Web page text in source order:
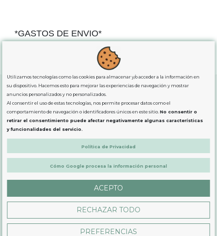
*GASTOS DE ENVIO*
para compras superiores a 80€
SOBRE NOSOTROS
PRODUCTOS
Utilizamos tecnologías como las cookies para almacenar y/o acceder a la información en
su dispositivo. Hacemos esto para mejorar las experiencias de navegación y mostrar
anuncios personalizados y no personalizados.
Al consentir el uso de estas tecnologías, nos permite procesar datos como el
comportamiento de navegación o identificadores únicos en este sitio.No consentir o
retirar el consentimiento puede afectar negativamente algunas características
y funcionalidades del servicio.
Política de Privacidad
Cómo Google procesa la información personal
ACEPTO
RECHAZAR TODO
PREFERENCIAS